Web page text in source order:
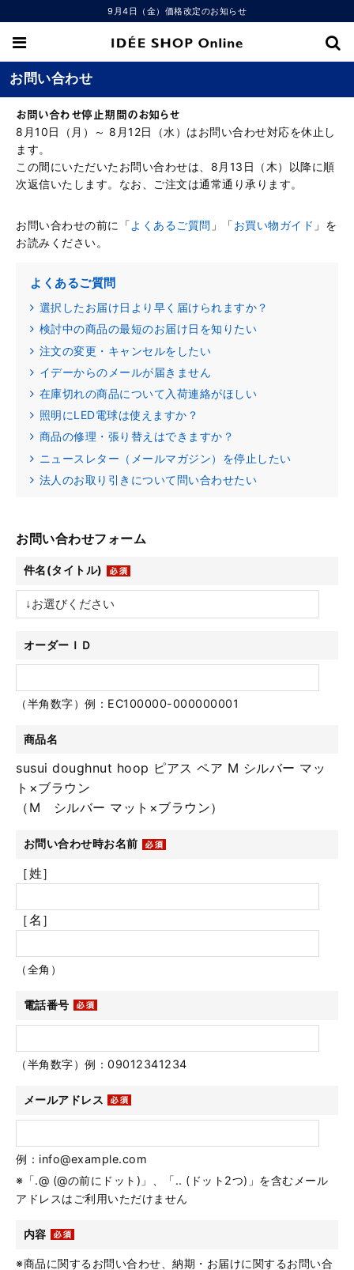
9月4日（金）価格改定のお知らせ
お問い合わせ
お問い合わせ停止期間のお知らせ
8月10日（月）～ 8月12日（水）はお問い合わせ対応を休止し
ます。
この間にいただいたお問い合わせは、8月13日（木）以降に順
次返信いたします。なお、ご注文は通常通り承ります。
お問い合わせの前に「よくあるご質問 」「お買い物ガイド 」を
お読みください。
よくあるご質問
選択したお届け日より早く届けられますか？
検討中の商品の最短のお届け日を知りたい
注文の変更・キャンセルをしたい
イデーからのメールが届きません
在庫切れの商品について入荷連絡がほしい
照明にLED電球は使えますか？
商品の修理・張り替えはできますか？
ニュースレター（メールマガジン）を停止したい
法人のお取り引きについて問い合わせたい
お問い合わせフォーム
件名(タイトル)
オーダーＩＤ
（半角数字）例：EC100000-000000001
商品名
susui doughnut hoop ピアス ペア M シルバー マッ
ト×ブラウン
（M シルバー マット×ブラウン）
お問い合わせ時お名前
［姓］
［名］
（全角）
電話番号
（半角数字）例：09012341234
メールアドレス
例：info@example.com
※「.@ (@の前にドット)」、「.. (ドット2つ)」を含むメール
アドレスはご利用いただけません
内容
※商品に関するお問い合わせ、納期・お届けに関するお問い合